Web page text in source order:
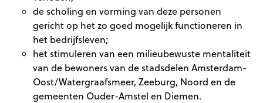
de scholing en vorming van deze personen
gericht op het zo goed mogelijk functioneren in
het bedrijfsleven;
het stimuleren van een milieubewuste mentaliteit
van de bewoners van de stadsdelen Amsterdam-
Oost/Watergraafsmeer, Zeeburg, Noord en de
gemeenten Ouder-Amstel en Diemen.